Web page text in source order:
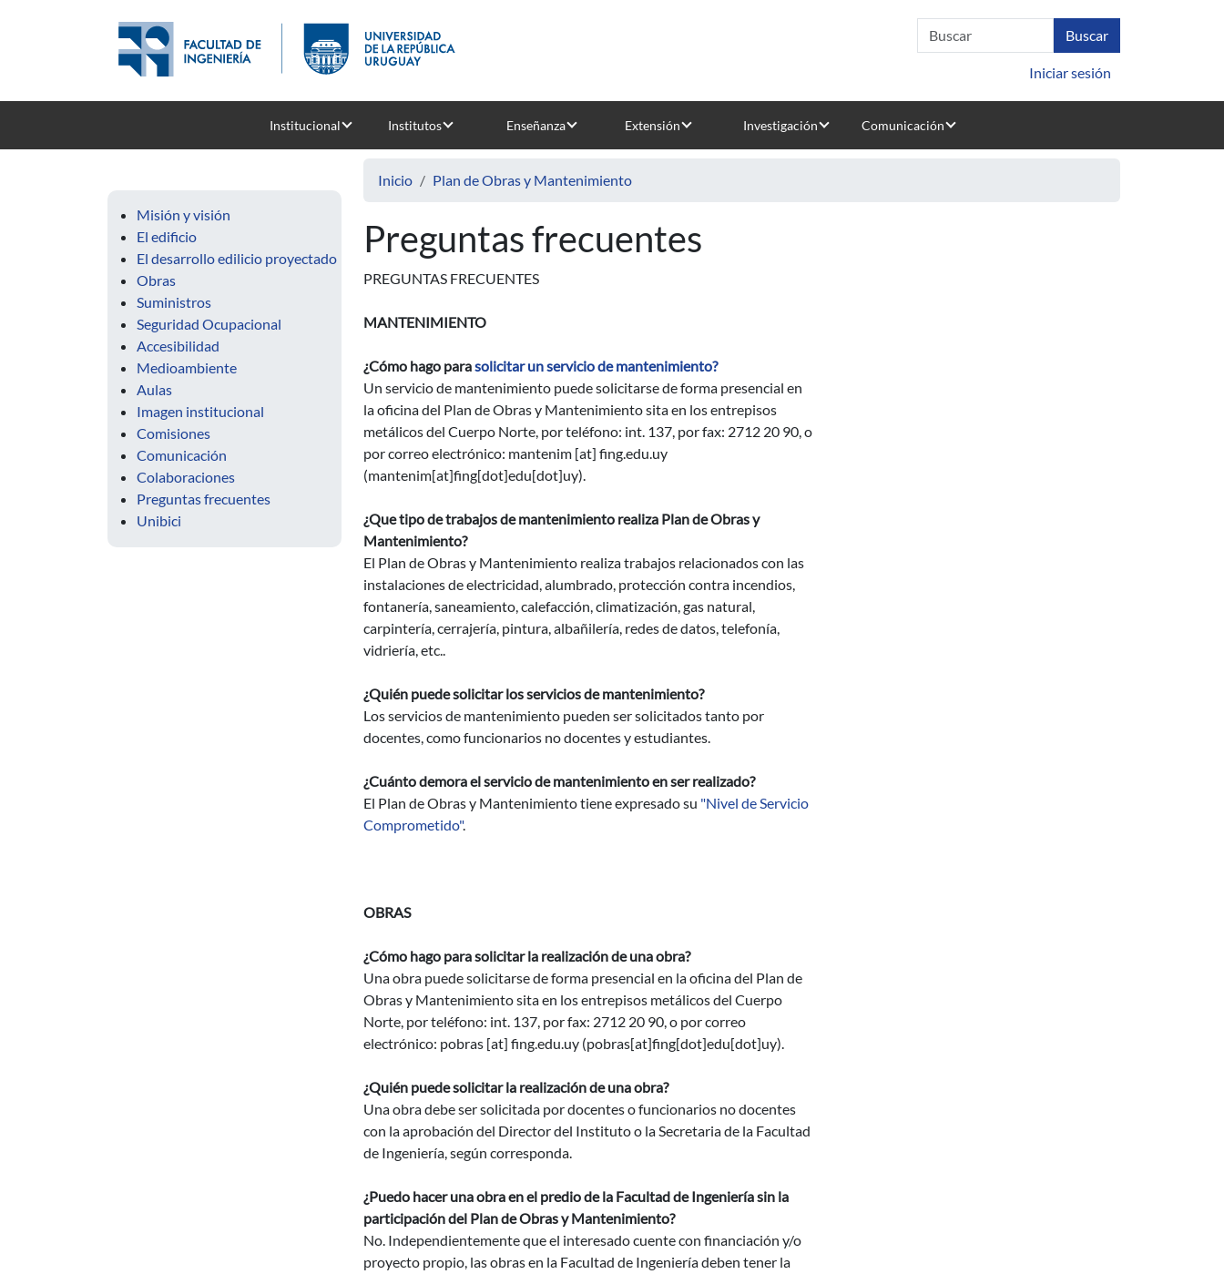
Iniciar sesión
Institucional Institutos Enseñanza Extensión Investigación Comunicación
Misión y visión
El edificio
El desarrollo edilicio proyectado
Obras
Suministros
Seguridad Ocupacional
Accesibilidad
Medioambiente
Aulas
Imagen institucional
Comisiones
Comunicación
Colaboraciones
Preguntas frecuentes
Unibici
Inicio Plan de Obras y Mantenimiento
Preguntas frecuentes
PREGUNTAS FRECUENTES
MANTENIMIENTO
¿Cómo hago parasolicitar un servicio de mantenimiento?
Un servicio de mantenimiento puede solicitarse de forma presencial en
la oficina del Plan de Obras y Mantenimiento sita en los entrepisos
metálicos del Cuerpo Norte, por teléfono: int. 137, por fax: 2712 20 90, o
por correo electrónico: mantenim [at] fing.edu.uy
(mantenim[at]fing[dot]edu[dot]uy).
¿Que tipo de trabajos de mantenimiento realiza Plan de Obras y
Mantenimiento?
El Plan de Obras y Mantenimiento realiza trabajos relacionados con las
instalaciones de electricidad, alumbrado, protección contra incendios,
fontanería, saneamiento, calefacción, climatización, gas natural,
carpintería, cerrajería, pintura, albañilería, redes de datos, telefonía,
vidriería, etc..
¿Quién puede solicitar los servicios de mantenimiento?
Los servicios de mantenimiento pueden ser solicitados tanto por
docentes, como funcionarios no docentes y estudiantes.
¿Cuánto demora el servicio de mantenimiento en ser realizado?
El Plan de Obras y Mantenimiento tiene expresado su "Nivel de Servicio
Comprometido".
OBRAS
¿Cómo hago para solicitar la realización de una obra?
Una obra puede solicitarse de forma presencial en la oficina del Plan de
Obras y Mantenimiento sita en los entrepisos metálicos del Cuerpo
Norte, por teléfono: int. 137, por fax: 2712 20 90, o por correo
electrónico: pobras [at] fing.edu.uy (pobras[at]fing[dot]edu[dot]uy).
¿Quién puede solicitar la realización de una obra?
Una obra debe ser solicitada por docentes o funcionarios no docentes
con la aprobación del Director del Instituto o la Secretaria de la Facultad
de Ingeniería, según corresponda.
¿Puedo hacer una obra en el predio de la Facultad de Ingeniería sin la
participación del Plan de Obras y Mantenimiento?
No. Independientemente que el interesado cuente con financiación y/o
proyecto propio, las obras en la Facultad de Ingeniería deben tener la